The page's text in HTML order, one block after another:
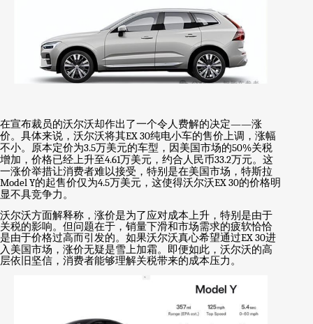
在宣布裁员的沃尔沃却作出了一个令人费解的决定——涨
价。具体来说，沃尔沃将其EX 30纯电小车的售价上调，涨幅
不小。原本定价为3.5万美元的车型，因美国市场的50%关税
增加，价格已经上升至4.61万美元，约合人民币33.2万元。这
一涨价举措让消费者难以接受，特别是在美国市场，特斯拉
Model Y的起售价仅为4.5万美元，这使得沃尔沃EX 30的价格明
显不具竞争力。
沃尔沃方面解释称，涨价是为了应对成本上升，特别是由于
关税的影响。但问题在于，销量下滑和市场需求的疲软恰恰
是由于价格过高而引发的。如果沃尔沃真心希望通过EX 30进
入美国市场，涨价无疑是雪上加霜。即便如此，沃尔沃的高
层依旧坚信，消费者能够理解关税带来的成本压力。